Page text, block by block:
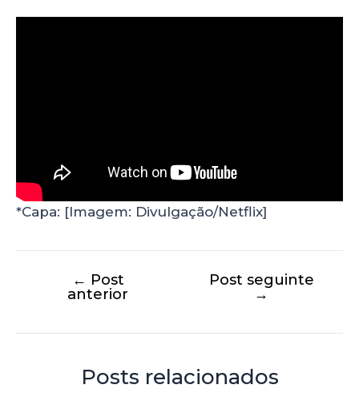
*Capa: [Imagem: Divulgação/Netflix]
← Post
anterior
Post seguinte
→
Posts relacionados